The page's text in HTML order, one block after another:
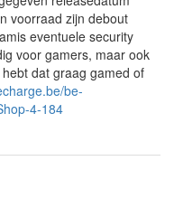
voorraad zijn debout
eventuele security
voor gamers, maar ook
dat graag gamed of
be-
4-184